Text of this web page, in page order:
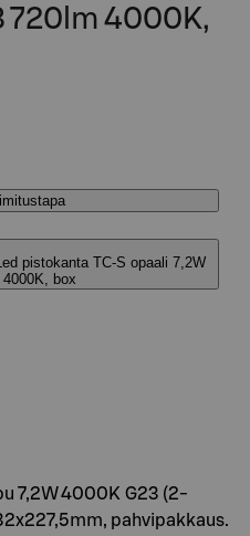
720lm 4000K,
pistokanta TC-S opaali 7,2W
box
7,2W 4000K G23 (2-
pahvipakkaus.